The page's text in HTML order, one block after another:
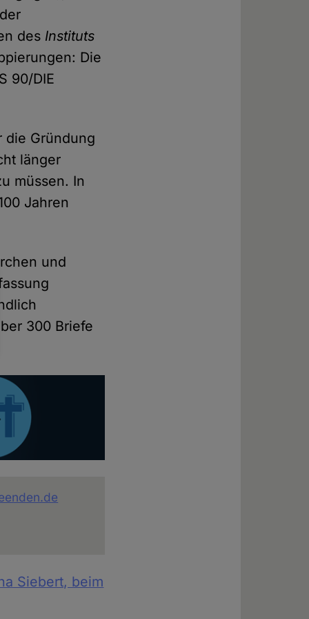
des Instituts
Die
90/DIE
die Gründung
länger
müssen. In
Jahren
und
300 Briefe
Siebert, beim